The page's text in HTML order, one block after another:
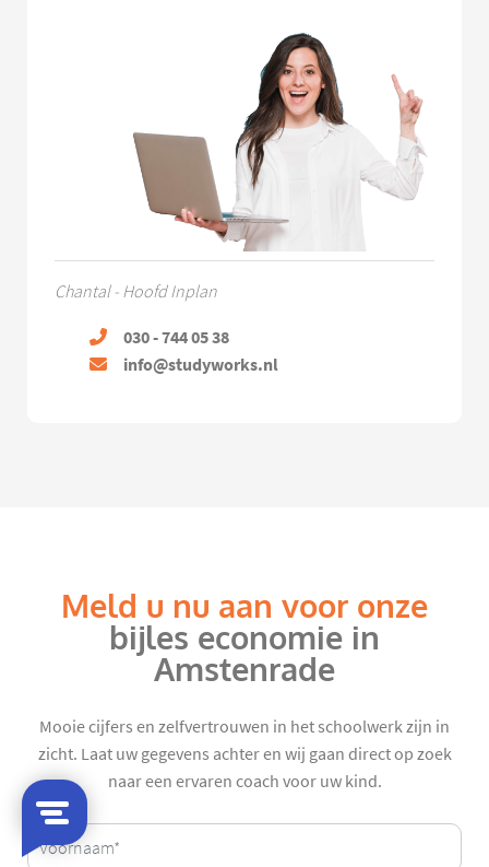
Chantal - Hoofd Inplan
030 - 744 05 38
info@studyworks.nl
Meld u nu aan voor onze
bijles economie in
Amstenrade
Mooie cijfers en zelfvertrouwen in het schoolwerk zijn in
zicht. Laat uw gegevens achter en wij gaan direct op zoek
naar een ervaren coach voor uw kind.